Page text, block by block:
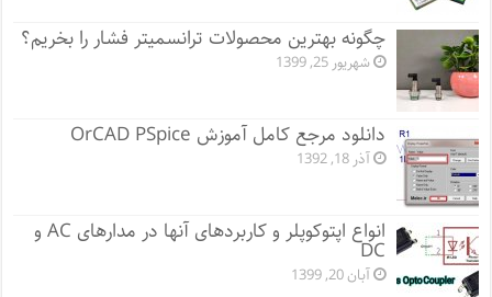
چگونه بهترین محصولات ترانسمیتر فشار را بخریم؟
شهریور 25, 1399
دانلود مرجع کامل آموزش OrCAD PSpice
آذر 18, 1392
انواع اپتوکوپلر و کاربردهای آنها در مدارهای AC و
DC
آبان 20, 1399